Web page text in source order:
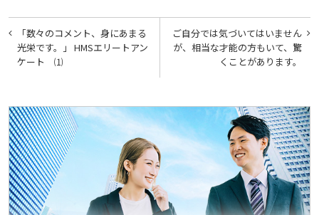
投
稿
ナ
ゲ
ー
シ
ョ
ン
ご自分では気づいてはいません
が、相当な才能の方もいて、驚
くことがあります。
「数々のコメント、身にあまる
光栄です。」 HMSエリートアン
ケート ⑴